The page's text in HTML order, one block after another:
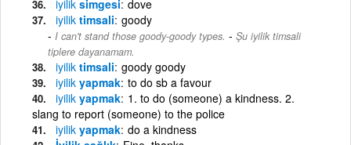
iyilik simgesi dove
iyilik timsali goody
I can't stand those goody-goody types. - Şu iyilik timsali
tiplere dayanamam.
iyilik timsali goody goody
iyilik yapmak to do sb a favour
iyilik yapmak 1. to do (someone) a kindness. 2.
slang to report (someone) to the police
iyilik yapmak do a kindness